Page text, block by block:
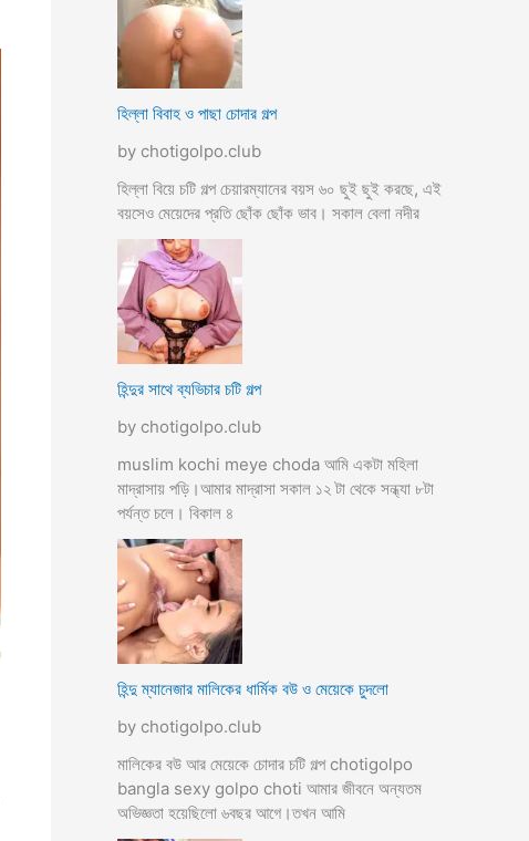
হিল্লা বিবাহ ও পাছা চোদার গল্প
by chotigolpo.club
হিল্লা বিয়ে চটি গল্প চেয়ারম্যানের বয়স ৬০ ছুই ছুই করছে, এই
বয়সেও মেয়েদের প্রতি ছোঁক ছোঁক ভাব। সকাল বেলা নদীর
হিন্দুর সাথে ব্যভিচার চটি গল্প
by chotigolpo.club
muslim kochi meye choda আমি একটা মহিলা
মাদ্রাসায় পড়ি।আমার মাদ্রাসা সকাল ১২ টা থেকে সন্ধ্যা ৮টা
পর্যন্ত চলে। বিকাল ৪
হিন্দু ম্যানেজার মালিকের ধার্মিক বউ ও মেয়েকে চুদলো
by chotigolpo.club
মালিকের বউ আর মেয়েকে চোদার চটি গল্প chotigolpo
bangla sexy golpo choti আমার জীবনে অন্যতম
অভিজ্ঞতা হয়েছিলো ৬বছর আগে।তখন আমি